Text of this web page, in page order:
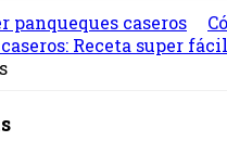
Receta super